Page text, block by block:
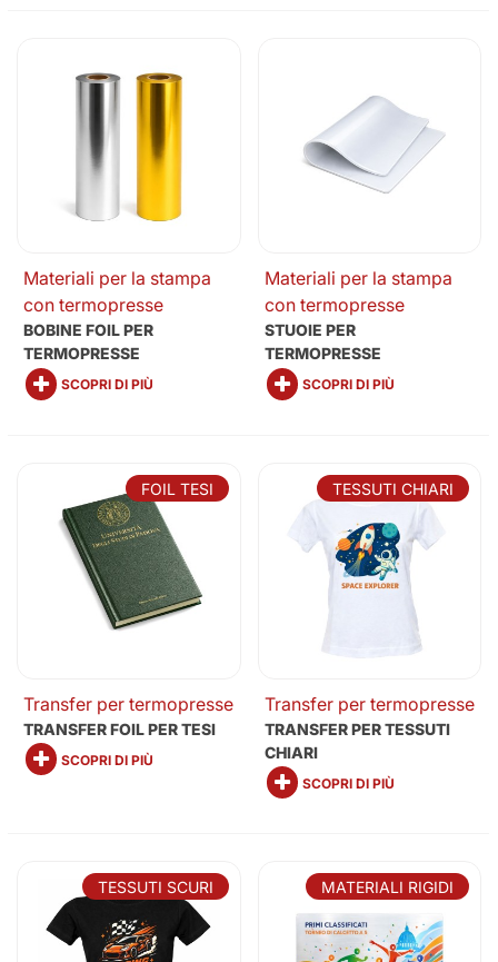
Materiali per la stampa
con termopresse
BOBINE FOIL PER
TERMOPRESSE
SCOPRI DI PIÙ
Materiali per la stampa
con termopresse
STUOIE PER
TERMOPRESSE
SCOPRI DI PIÙ
FOIL TESI
Transfer per termopresse
TRANSFER FOIL PER TESI
SCOPRI DI PIÙ
TESSUTI CHIARI
Transfer per termopresse
TRANSFER PER TESSUTI
CHIARI
SCOPRI DI PIÙ
TESSUTI SCURI MATERIALI RIGIDI